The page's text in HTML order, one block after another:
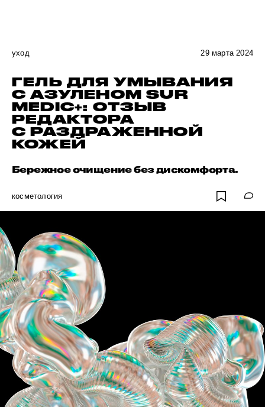
уход 29 марта 2024
ГЕЛЬ ДЛЯ УМЫВАНИЯ
С АЗУЛЕНОМ SUR
MEDIC+: ОТЗЫВ
РЕДАКТОРА
С РАЗДРАЖЕННОЙ
КОЖЕЙ
Бережное очищение без дискомфорта.
косметология